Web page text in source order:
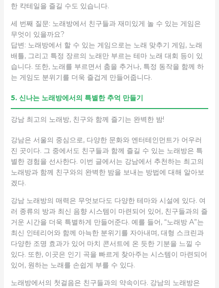
한 칵테일을 즐길 수도 있습니다.
세 번째 질문: 노래방에서 친구들과 재미있게 놀 수 있는 게임은
무엇이 있을까요?
답변: 노래방에서 할 수 있는 게임으로는 노래 맞추기 게임, 노래
배틀, 그리고 특정 장르의 노래만 부르는 테마 노래 대회 등이 있
습니다. 또한, 노래를 부르면서 춤을 추거나, 특정 동작을 함께 하
는 게임도 분위기를 더욱 즐겁게 만들어줍니다.
5. 신나는 노래방에서의 특별한 추억 만들기
강남 최고의 노래방, 친구와 함께 즐기는 완벽한 밤!
강남은 서울의 중심으로, 다양한 문화와 엔터테인먼트가 어우러
진 곳이다. 그 중에서도 친구들과 함께 즐길 수 있는 노래방은 특
별한 경험을 선사한다. 이번 글에서는 강남에서 추천하는 최고의
노래방과 함께 친구와의 완벽한 밤을 보내는 방법에 대해 알아보
겠다.
강남 노래방의 매력은 무엇보다도 다양한 테마와 시설에 있다. 여
러 종류의 방과 최신 음향 시스템이 마련되어 있어, 친구들과의 즐
거운 시간을 더욱 특별하게 만들어준다. 예를 들어, “노래방 A”는
최신 인테리어와 함께 아늑한 분위기를 자아내며, 대형 스크린과
다양한 조명 효과가 있어 마치 콘서트에 온 듯한 기분을 느낄 수
있다. 또한, 이곳은 인기 곡을 빠르게 찾아주는 시스템이 마련되어
있어, 원하는 노래를 손쉽게 부를 수 있다.
노래방에서의 첫걸음은 친구들과의 약속이다. 강남의 노래방은